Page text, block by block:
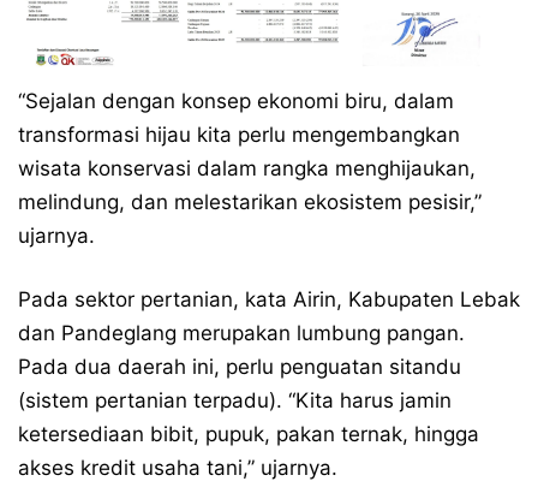
“Sejalan dengan konsep ekonomi biru, dalam
transformasi hijau kita perlu mengembangkan
wisata konservasi dalam rangka menghijaukan,
melindung, dan melestarikan ekosistem pesisir,”
ujarnya.
Pada sektor pertanian, kata Airin, Kabupaten Lebak
dan Pandeglang merupakan lumbung pangan.
Pada dua daerah ini, perlu penguatan sitandu
(sistem pertanian terpadu). “Kita harus jamin
ketersediaan bibit, pupuk, pakan ternak, hingga
akses kredit usaha tani,” ujarnya.